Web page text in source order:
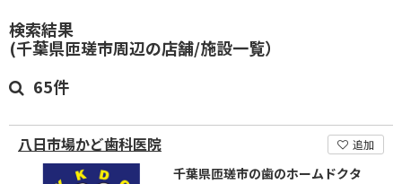
検索結果
(千葉県匝瑳市周辺の店舗/施設一覧）
65件
八日市場かど歯科医院 追加
千葉県匝瑳市の歯のホームドクタ